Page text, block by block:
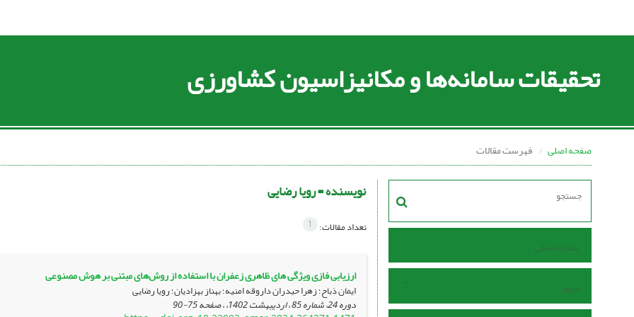
تحقیقات سامانه‌ها و مکانیزاسیون کشاورزی
صفحه اصلی فهرست مقالات
صفحه اصلی
مرور
نویسنده =رویا رضایی
تعداد مقالات: 1
ارزیابی فازی ویژگی های ظاهری زعفران با استفاده از روش‌های مبتنی بر هوش مصنوعی
ایمان ذباح؛ زهرا حیدران داروقه امنیه؛ بهناز بهزادیان؛ رویا رضایی
دوره 24، شماره 85 ، اردیبهشت 1402، ، صفحه 75-90